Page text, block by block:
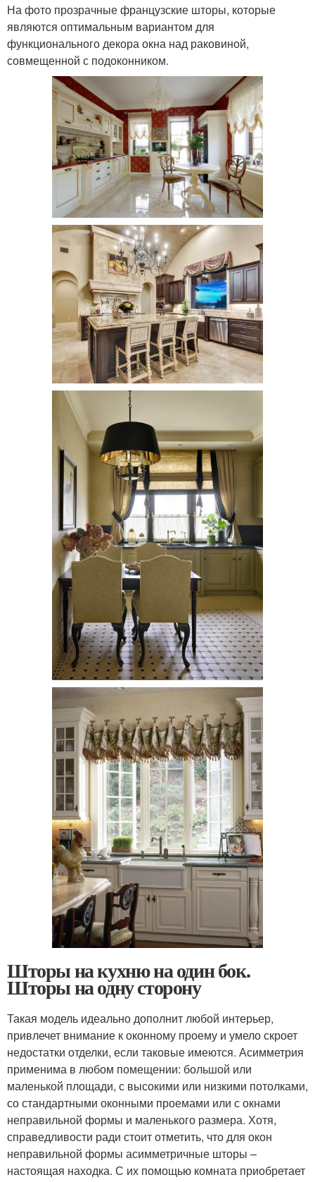
На фото прозрачные французские шторы, которые
являются оптимальным вариантом для
функционального декора окна над раковиной,
совмещенной с подоконником.
Шторы на кухню на один бок.
Шторы на одну сторону
Такая модель идеально дополнит любой интерьер,
привлечет внимание к оконному проему и умело скроет
недостатки отделки, если таковые имеются. Асимметрия
применима в любом помещении: большой или
маленькой площади, с высокими или низкими потолками,
со стандартными оконными проемами или с окнами
неправильной формы и маленького размера. Хотя,
справедливости ради стоит отметить, что для окон
неправильной формы асимметричные шторы –
настоящая находка. С их помощью комната приобретает